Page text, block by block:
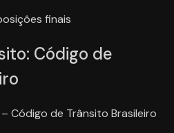
finais
Código de
Código de Trânsito Brasileiro